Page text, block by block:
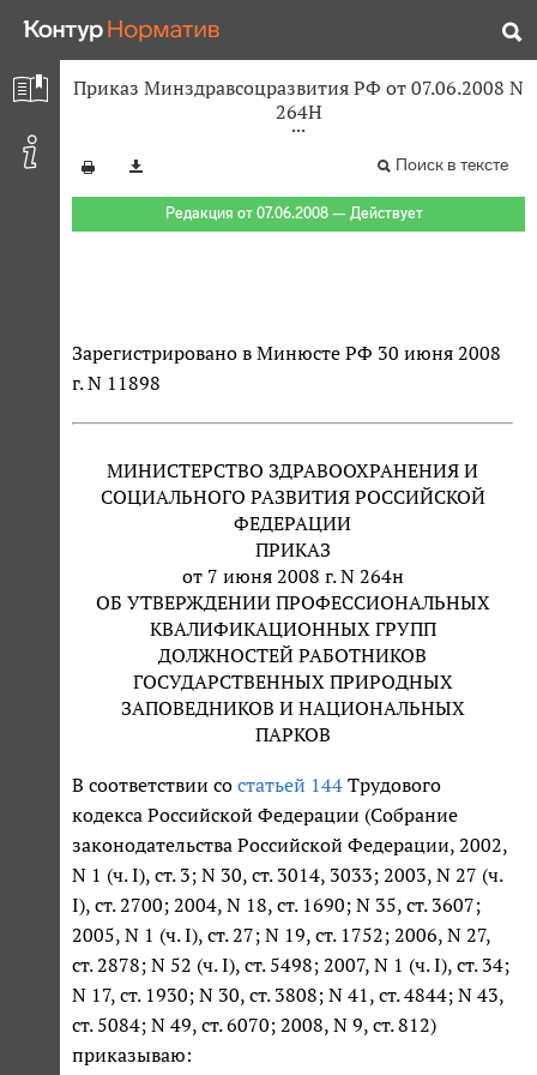
Приказ Минздравсоцразвития РФ от 07.06.2008 N
264Н
Поиск в тексте
Редакция от 07.06.2008 — Действует
Зарегистрировано в Минюсте РФ 30 июня 2008
г. N 11898
МИНИСТЕРСТВО ЗДРАВООХРАНЕНИЯ И
СОЦИАЛЬНОГО РАЗВИТИЯ РОССИЙСКОЙ
ФЕДЕРАЦИИ
ПРИКАЗ
от 7 июня 2008 г. N 264н
ОБ УТВЕРЖДЕНИИ ПРОФЕССИОНАЛЬНЫХ
КВАЛИФИКАЦИОННЫХ ГРУПП
ДОЛЖНОСТЕЙ РАБОТНИКОВ
ГОСУДАРСТВЕННЫХ ПРИРОДНЫХ
ЗАПОВЕДНИКОВ И НАЦИОНАЛЬНЫХ
ПАРКОВ
В соответствии со статьей 144 Трудового
кодекса Российской Федерации (Собрание
законодательства Российской Федерации, 2002,
N 1 (ч. I), ст. 3; N 30, ст. 3014, 3033; 2003, N 27 (ч.
I), ст. 2700; 2004, N 18, ст. 1690; N 35, ст. 3607;
2005, N 1 (ч. I), ст. 27; N 19, ст. 1752; 2006, N 27,
ст. 2878; N 52 (ч. I), ст. 5498; 2007, N 1 (ч. I), ст. 34;
N 17, ст. 1930; N 30, ст. 3808; N 41, ст. 4844; N 43,
ст. 5084; N 49, ст. 6070; 2008, N 9, ст. 812)
приказываю: